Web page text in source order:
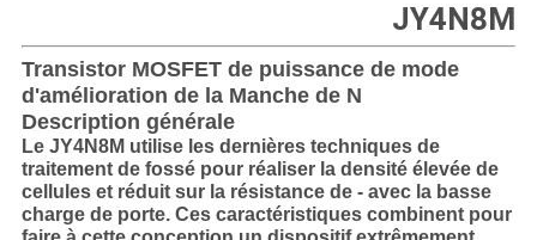
CONFIDENTIALITÉ
JY4N8M
Transistor MOSFET de puissance de mode
d'amélioration de la Manche de N
Description générale
Le JY4N8M utilise les dernières techniques de
traitement de fossé pour réaliser la densité élevée de
cellules et réduit sur la résistance de ‐ avec la basse
charge de porte. Ces caractéristiques combinent pour